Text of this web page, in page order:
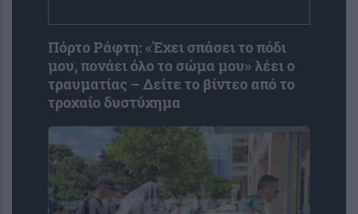
Πόρτο Ράφτη: «Έχει σπάσει το πόδι
μου, πονάει όλο το σώμα μου» λέει ο
τραυματίας – Δείτε το βίντεο από το
τροχαίο δυστύχημα